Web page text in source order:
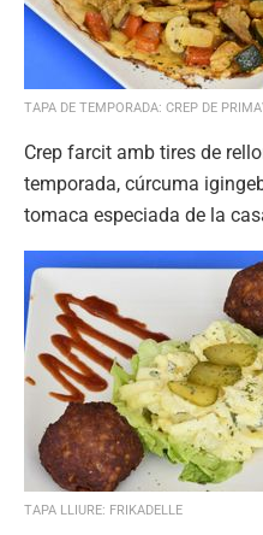
TAPA DE TEMPORADA: CREP DE
Crep farcit amb tires de
temporada, cúrcuma
tomaca especiada de la
TAPA LLIURE: FRIKADELLE